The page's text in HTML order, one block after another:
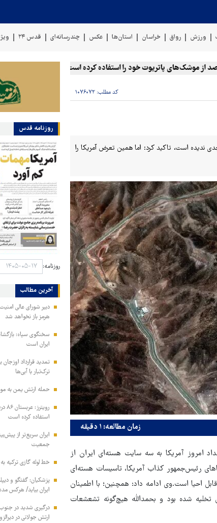
ورزش رواق خراسان استان‌ها عکس چندرسانه‌ای قدس ۲۴
خط لوله گازی
کد مطلب: ۱۰۷۶۰۷۲
ندیده است، تاکید کرد: اما همین تعرض آمریکا را
زمان مطالعه: ۱ دقیقه
امروز آمریکا به سه سایت هسته‌ای ایران از
رئیس‌جمهور کذاب آمریکا، تاسیسات هسته‌ای
احیا است.وی ادامه داد: همچنین؛ با اطمینان
شده بود و بحمدالله هیچ‌گونه تشعشعات
روزنامه قدس
روزنامه:
آخرین مطالب
دبیر شورای عالی
هرمز باز نخواهد شد
سخنگوی سپاه:
ایران است
تمدید قرارداد
ترک‌تبار با آبی‌ها
حمله ارتش یمن به
استفاده کرده است
ایران سریع‌تر از
جمعیت
خط لوله گازی ترکیه
پزشکیان: گفتگو و
ایران بیاید/ هرکس
ارتش جولانی در